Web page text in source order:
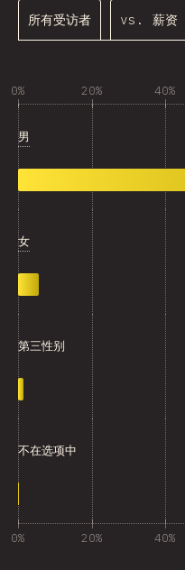
所有受访者 vs. 薪资
0% 20% 40%
男
女
第三性别
不在选项中
0% 20% 40%